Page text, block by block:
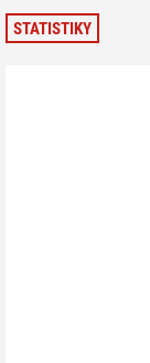
STATISTIKY